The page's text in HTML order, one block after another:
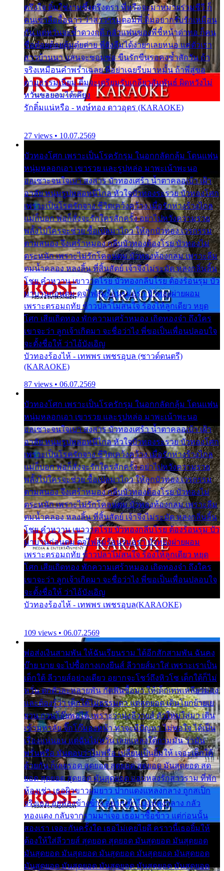
ตรึงใจ ติ๋มใช่งามซึ้งตรึงตรา พี่หรือจะมาหมายร่วมชีวี ก็
คนเขาลืออื้อฉาว ว่าสาวๆรุมตอมพี่ ติ๋มอยากรับรักเหมือน
กัน แต่หวั่นจะช้ำดวงฤดี กลัวแฟนของพี่ชี้หน้าด่าทอ ก็คน
ชื่อต๋อยต้อยตุ้มตุ๋ยต่าย พี่ยังลืมได้ง่ายๆเลยหนอ แค่ตัวเรา
สาวบ้านนา แสนจะซอมซ่อ ขืนรักขืนรอคงช้ำสักวัน ถ้า
จริงเหมือนคำพร่ำเฉลย พี่อย่าเฉยรีบมาหมั้น ถ้าพี่สู่ขอ
ตามธรรมเนียม ติ๋มจะเตรียมรับเกลียวสัมพันธ์ ผิดหวังไม่
หวั่นขอยอมได้เคียง
รักติ๋มแน่หรือ - หงษ์ทอง ดาวอุดร (KARAOKE)
27 views • 10.07.2569
บัวทองโศก เพราะเป็นโรครักรุม ในอกกลัดกลุ้ม โดนแฟน
หนุ่มหลอกเอา เขารวย และรูปหล่อ มาพะเน้าพะนอ
ออเซาะจนใจเบา สงสาร บัวทองเศร้า น้ำตาคลอเบ้า เฝ้า
อาลัย หนุ่มรูปหล่อหนีไกล หัวใจบัวทองระรวย บัวทองโศก
เพราะเป็นโรครักจาง ชีวิตเคว้งคว้าง เมื่อรักห่างร้างไกล
แม่ก็บอก พ่อก็สั่งจะรักใครสักครั้ง อย่าไปหวังความรวย
พลั้งไปใครจะช่วย ซื้อเปลมาไกว ให้ลูกบัวทอง เวรกรรม
ตามสนอง จึงเศร้าหมอง กลีบบัวทองต้องโรย บัวทองไม่
ตระหนัก เพราะไม่รักโคลนตม บัวทองท้องกลม เพราะลืม
ตมน้ำคลอง หลงลิ้น ที่สิ้นสัตย์ เจ้าจึงไม่ระมัด หลงกลิ่นลิ้น
โชย คำหวาน เขาวาดโรย บัวทองกลีบโรย ต้องร้อนรุม บัว
มาบานก่อนตูม ดุจไฟสุมร้อนรุมอุรา บัวทองผ่ายผอม
เพราะตรอมฤทัย ข้าวปลาไม่สนใจ ร้องไห้ลูกเดียว หยุด
โศก เสียเถิดทอง พักความเศร้าหมอง เถิดทองจ๋า ถึงใคร
เขาจะว่า ลูกเจ้าเกิดมา จะชื่อว่าไง พี่ขอเป็นเพื่อนปลอบใจ
จะตั้งชื่อให้ ว่าไอ้บังเอิญ
บัวทองร้องไห้ - เทพพร เพชรอุบล (ซาวด์ดนตรี)
(KARAOKE)
87 views • 06.07.2569
บัวทองโศก เพราะเป็นโรครักรุม ในอกกลัดกลุ้ม โดนแฟน
หนุ่มหลอกเอา เขารวย และรูปหล่อ มาพะเน้าพะนอ
ออเซาะจนใจเบา สงสาร บัวทองเศร้า น้ำตาคลอเบ้า เฝ้า
อาลัย หนุ่มรูปหล่อหนีไกล หัวใจบัวทองระรวย บัวทองโศก
เพราะเป็นโรครักจาง ชีวิตเคว้งคว้าง เมื่อรักห่างร้างไกล
แม่ก็บอก พ่อก็สั่งจะรักใครสักครั้ง อย่าไปหวังความรวย
พลั้งไปใครจะช่วย ซื้อเปลมาไกว ให้ลูกบัวทอง เวรกรรม
ตามสนอง จึงเศร้าหมอง กลีบบัวทองต้องโรย บัวทองไม่
ตระหนัก เพราะไม่รักโคลนตม บัวทองท้องกลม เพราะลืม
ตมน้ำคลอง หลงลิ้น ที่สิ้นสัตย์ เจ้าจึงไม่ระมัด หลงกลิ่นลิ้น
โชย คำหวาน เขาวาดโรย บัวทองกลีบโรย ต้องร้อนรุม บัว
มาบานก่อนตูม ดุจไฟสุมร้อนรุมอุรา บัวทองผ่ายผอม
เพราะตรอมฤทัย ข้าวปลาไม่สนใจ ร้องไห้ลูกเดียว หยุด
โศก เสียเถิดทอง พักความเศร้าหมอง เถิดทองจ๋า ถึงใคร
เขาจะว่า ลูกเจ้าเกิดมา จะชื่อว่าไง พี่ขอเป็นเพื่อนปลอบใจ
จะตั้งชื่อให้ ว่าไอ้บังเอิญ
บัวทองร้องไห้ - เทพพร เพชรอุบล(KARAOKE)
109 views • 06.07.2569
พ่อส่งเงินสามพัน ให้ฉันเรียนราม ได้อีกสักสามพัน ฉันคง
บ๊าย บาย จะไปซื้อกางเกงยีนส์ ลีวายส์มาใส่ เพราะเราเป็น
เด็กใต้ ลีวายส์อย่างเดียว อยากจะโชว์ถึงหิวโซ เด็กใต้ก็ไม่
หวั่น ตกตัวละหลายพัน กัดฟันซื้อมา ให้เด็กเทพเหลียวมอง
และต้องรู้ว่า เด็กใต้ไม่ธรรมดา แต่สุดยอด เดินโยกย้ายเย
ยวน กวนโอ๊ยพอได้ เพราะว่านุ่งลีวายส์ ตัวใหม่ใส่มา เดิน
เข้ามหาลัย จิ๊กโก๊มองหน้า ท่าจะมีปัญหา ไม่พอใจ ได้เป็น
เรื่องแน่นอน แต่ฉันไม่หวั่น เลยแหลงใต้ถามมัน ว่ามัน
พรั่นพรือ มันตอบว่าไม่พรื่อ เปลี่ยนเป็นยิ้มให้ เจอะเด็กใต้
ด้วยกัน ก็เลยรอด สุดยอด สุดยอด สุดยอด มันสุดยอด สุด
ยอด สุดยอด สุดยอด มันสุดยอด แอบหลงรักสาวราม ที่พัก
ห้องเช่า เธอผิวขาวผมยาว ปากแดงแหลงกลาง ถูกสเป็ก
จริงเธอ อยู่ห้องข้างข้าง อยากเข้าไปแหลงกลาง กลัว
ทองแดง กลับจากรามมาเจอ เธอมาซื้อข้าว แต่ก่อนนั้น
สองเรา เจอะกันครั้งใด เธอไม่เคยไยดี คราวนี้เธอยิ้มให้
ต้องให้ใส่ลีวายส์ สุดยอด สุดยอด มันสุดยอด มันสุดยอด
มันสุดยอด มันสุดยอด มันสุดยอด มันสุดยอด มันสุดยอด
มันสุดยอด มันสุดยอด มันสุดยอด มันสุดยอด มันสุดยอด